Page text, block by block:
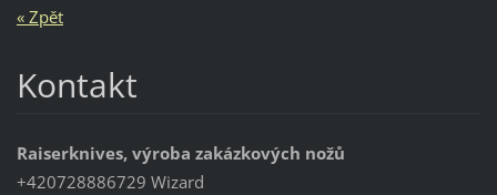
« Zpět
Kontakt
Raiserknives, výroba zakázkových nožů
+420728886729 Wizard